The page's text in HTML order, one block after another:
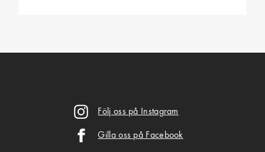
Följ oss på Instagram
Gilla oss på Facebook